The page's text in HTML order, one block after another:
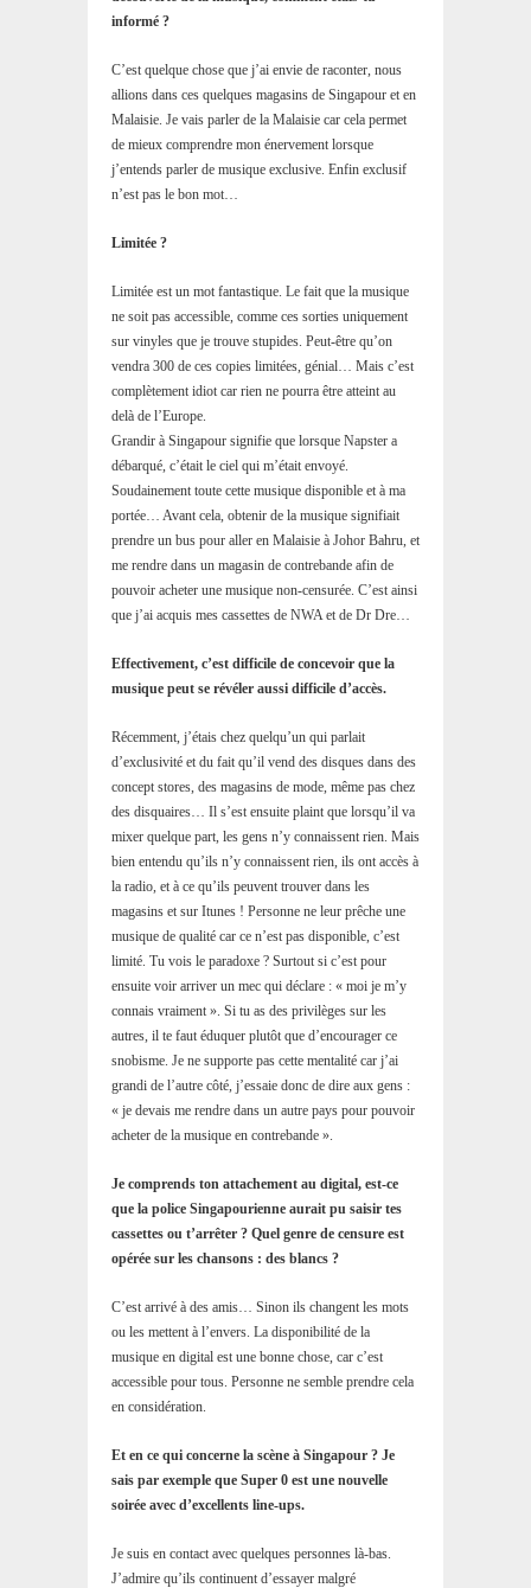
informé ?
C’est quelque chose que j’ai envie de raconter, nous
allions dans ces quelques magasins de Singapour et en
Malaisie. Je vais parler de la Malaisie car cela permet
de mieux comprendre mon énervement lorsque
j’entends parler de musique exclusive. Enfin exclusif
n’est pas le bon mot…
Limitée ?
Limitée est un mot fantastique. Le fait que la musique
ne soit pas accessible, comme ces sorties uniquement
sur vinyles que je trouve stupides. Peut-être qu’on
vendra 300 de ces copies limitées, génial… Mais c’est
complètement idiot car rien ne pourra être atteint au
delà de l’Europe.
Grandir à Singapour signifie que lorsque Napster a
débarqué, c’était le ciel qui m’était envoyé.
Soudainement toute cette musique disponible et à ma
portée… Avant cela, obtenir de la musique signifiait
prendre un bus pour aller en Malaisie à Johor Bahru, et
me rendre dans un magasin de contrebande afin de
pouvoir acheter une musique non-censurée. C’est ainsi
que j’ai acquis mes cassettes de NWA et de Dr Dre…
Effectivement, c’est difficile de concevoir que la
musique peut se révéler aussi difficile d’accès.
Récemment, j’étais chez quelqu’un qui parlait
d’exclusivité et du fait qu’il vend des disques dans des
concept stores, des magasins de mode, même pas chez
des disquaires… Il s’est ensuite plaint que lorsqu’il va
mixer quelque part, les gens n’y connaissent rien. Mais
bien entendu qu’ils n’y connaissent rien, ils ont accès à
la radio, et à ce qu’ils peuvent trouver dans les
magasins et sur Itunes ! Personne ne leur prêche une
musique de qualité car ce n’est pas disponible, c’est
limité. Tu vois le paradoxe ? Surtout si c’est pour
ensuite voir arriver un mec qui déclare : « moi je m’y
connais vraiment ». Si tu as des privilèges sur les
autres, il te faut éduquer plutôt que d’encourager ce
snobisme. Je ne supporte pas cette mentalité car j’ai
grandi de l’autre côté, j’essaie donc de dire aux gens :
« je devais me rendre dans un autre pays pour pouvoir
acheter de la musique en contrebande ».
Je comprends ton attachement au digital, est-ce
que la police Singapourienne aurait pu saisir tes
cassettes ou t’arrêter ? Quel genre de censure est
opérée sur les chansons : des blancs ?
C’est arrivé à des amis… Sinon ils changent les mots
ou les mettent à l’envers. La disponibilité de la
musique en digital est une bonne chose, car c’est
accessible pour tous. Personne ne semble prendre cela
en considération.
Et en ce qui concerne la scène à Singapour ? Je
sais par exemple que Super 0 est une nouvelle
soirée avec d’excellents line-ups.
Je suis en contact avec quelques personnes là-bas.
J’admire qu’ils continuent d’essayer malgré